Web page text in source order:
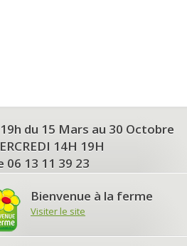
du 15 Mars au 30 Octobre
14H 19H
06 13 11 39 23
Bienvenue à la ferme
Visiter le site